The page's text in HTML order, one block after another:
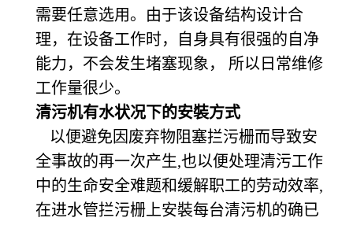
需要任意选用。由于该设备结构设计合
理，在设备工作时，自身具有很强的自净
能力，不会发生堵塞现象， 所以日常维修
工作量很少。
清污机有水状况下的安裝方式
以便避免因废弃物阻塞拦污栅而导致安
全事故的再一次产生,也以便处理清污工作
中的生命安全难题和缓解职工的劳动效率,
在进水管拦污栅上安裝每台清污机的确已